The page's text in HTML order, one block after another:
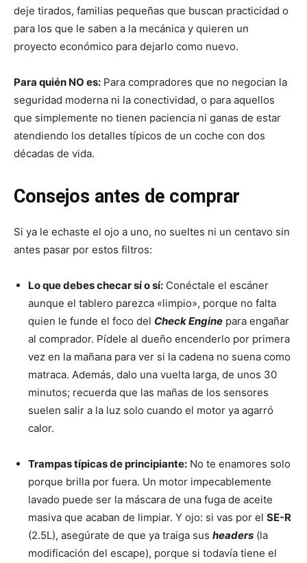
deje tirados, familias pequeñas que buscan practicidad o
para los que le saben a la mecánica y quieren un
proyecto económico para dejarlo como nuevo.
Para quién NO es: Para compradores que no negocian la
seguridad moderna ni la conectividad, o para aquellos
que simplemente no tienen paciencia ni ganas de estar
atendiendo los detalles típicos de un coche con dos
décadas de vida.
Consejos antes de comprar
Si ya le echaste el ojo a uno, no sueltes ni un centavo sin
antes pasar por estos filtros:
Lo que debes checar sí o sí: Conéctale el escáner
aunque el tablero parezca «limpio», porque no falta
quien le funde el foco del Check Engine para engañar
al comprador. Pídele al dueño encenderlo por primera
vez en la mañana para ver si la cadena no suena como
matraca. Además, dalo una vuelta larga, de unos 30
minutos; recuerda que las mañas de los sensores
suelen salir a la luz solo cuando el motor ya agarró
calor.
Trampas típicas de principiante: No te enamores solo
porque brilla por fuera. Un motor impecablemente
lavado puede ser la máscara de una fuga de aceite
masiva que acaban de limpiar. Y ojo: si vas por el SE-R
(2.5L), asegúrate de que ya traiga sus headers (la
modificación del escape), porque si todavía tiene el